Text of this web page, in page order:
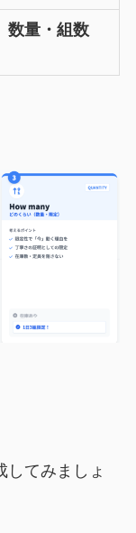
数量・組数
てみましょ